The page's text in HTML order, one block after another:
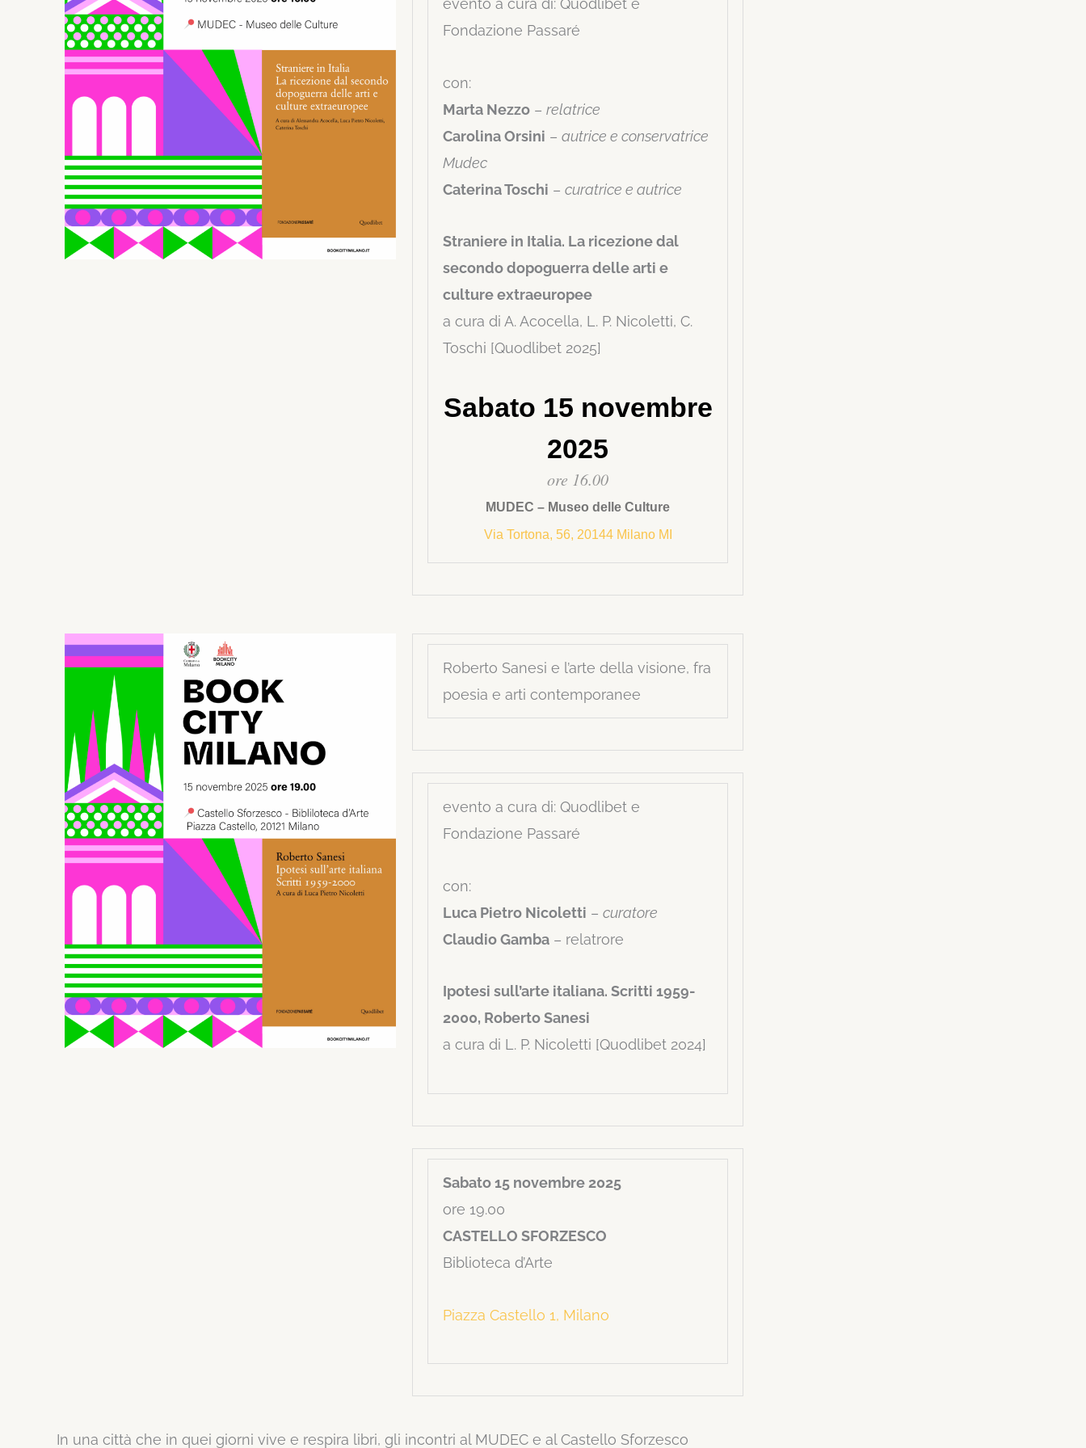
evento a cura di: Quodlibet e
Fondazione Passaré
con:
Marta Nezzo – relatrice
Carolina Orsini – autrice e conservatrice
Mudec
Caterina Toschi – curatrice e autrice
Straniere in Italia. La ricezione dal
secondo dopoguerra delle arti e
culture extraeuropee
a cura di A. Acocella, L. P. Nicoletti, C.
Toschi [Quodlibet 2025]
Sabato 15 novembre
2025
ore 16.00
MUDEC – Museo delle Culture
Via Tortona, 56, 20144 Milano MI
Roberto Sanesi e l’arte della visione, fra
poesia e arti contemporanee
evento a cura di: Quodlibet e
Fondazione Passaré
con:
Luca Pietro Nicoletti – curatore
Claudio Gamba – relatrore
Ipotesi sull’arte italiana. Scritti 1959-
2000, Roberto Sanesi
a cura di L. P. Nicoletti [Quodlibet 2024]
Sabato 15 novembre 2025
ore 19.00
CASTELLO SFORZESCO
Biblioteca d’Arte
Piazza Castello 1, Milano
In una città che in quei giorni vive e respira libri, gli incontri al MUDEC e al Castello Sforzesco